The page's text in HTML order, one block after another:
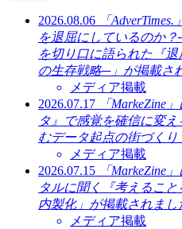
2026.08.06
「
を退屈にしているのか
を切り口に語られた『
の生存戦略─」が掲載さ
メディア掲載
2026.07.17
「MarkeZine
タ』で感覚を確信に変
むデータ起点の街づくり
メディア掲載
2026.07.15
「MarkeZine
タルに聞く『考えるこ
内製化」が掲載されまし
メディア掲載